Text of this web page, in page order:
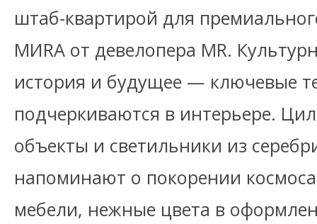
штаб-квартирой для
МИRA от девелопера MR.
история и будущее — ключевые
подчеркиваются в интерьере.
объекты и светильники из
напоминают о покорении
мебели, нежные цвета в